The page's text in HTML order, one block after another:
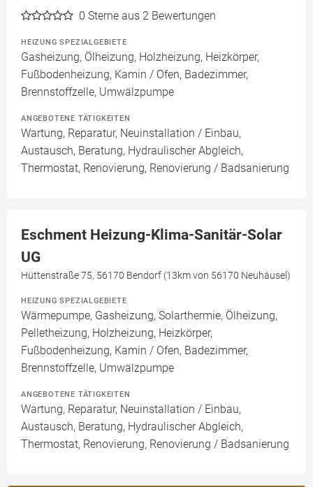
0 Sterne aus 2 Bewertungen
HEIZUNG SPEZIALGEBIETE
Gasheizung, Ölheizung, Holzheizung, Heizkörper,
Fußbodenheizung, Kamin / Ofen, Badezimmer,
Brennstoffzelle, Umwälzpumpe
ANGEBOTENE TÄTIGKEITEN
Wartung, Reparatur, Neuinstallation / Einbau,
Austausch, Beratung, Hydraulischer Abgleich,
Thermostat, Renovierung, Renovierung / Badsanierung
Eschment Heizung-Klima-Sanitär-Solar
UG
Hüttenstraße 75, 56170 Bendorf (13km von 56170 Neuhäusel)
HEIZUNG SPEZIALGEBIETE
Wärmepumpe, Gasheizung, Solarthermie, Ölheizung,
Pelletheizung, Holzheizung, Heizkörper,
Fußbodenheizung, Kamin / Ofen, Badezimmer,
Brennstoffzelle, Umwälzpumpe
ANGEBOTENE TÄTIGKEITEN
Wartung, Reparatur, Neuinstallation / Einbau,
Austausch, Beratung, Hydraulischer Abgleich,
Thermostat, Renovierung, Renovierung / Badsanierung